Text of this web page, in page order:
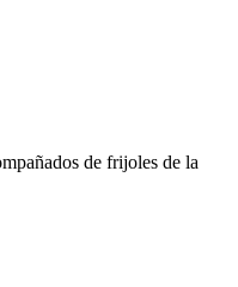
de frijoles de la